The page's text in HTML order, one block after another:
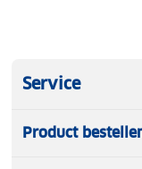
Service
Product